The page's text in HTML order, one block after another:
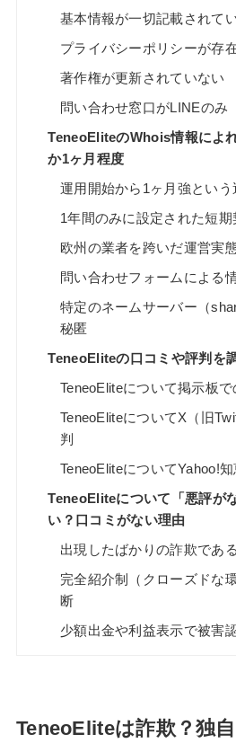
基本情報が一切記載されて
プライバシーポリシーが存
著作権が更新されていない
問い合わせ窓口がLINEのみ
TeneoEliteのWhois情報によ
か1ヶ月程度
運用開始から1ヶ月強という
1年間のみに設定された短期
欧州の業者を跨いだ運営実
問い合わせフォームによる
特定のネームサーバー（
秘匿
TeneoEliteの口コミや評判を
TeneoEliteについて掲示板で
TeneoEliteについてX（旧
判
TeneoEliteについてYahoo!
TeneoEliteについて「悪評が
い？口コミがない理由
出現したばかりの詐欺であ
完全紹介制（クローズドな
断
少額出金や利益表示で被害
TeneoEliteは詐欺？独